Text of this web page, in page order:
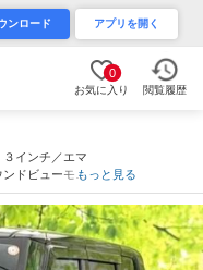
ンロード アプリを開く
0
お気に入り 閲覧履歴
インチ／エマ
ドビューモニ
ダー 前後（栃
もっと見る